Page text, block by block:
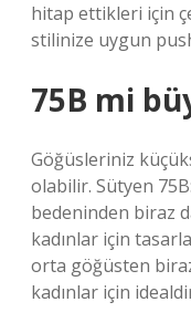
hitap ettikleri için
stilinize uygun
75B mi
Göğüsleriniz
olabilir. Sütyen
bedeninden biraz
kadınlar için
orta göğüsten
kadınlar için